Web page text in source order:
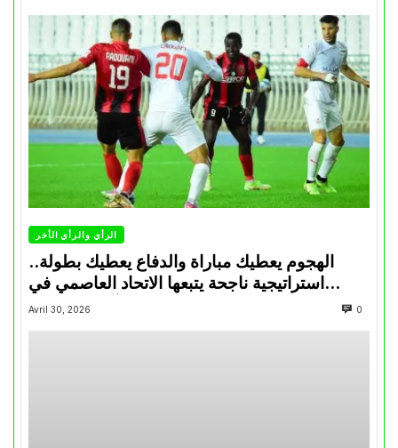
الرأي والرأي الأخر
الهجوم يعطيك مباراة والدفاع يعطيك بطولة..
استراتيجية ناجحة يتبعها الاتحاد العاصمي في
تتويجاته آخر السنوات
Avril 30, 2026 0